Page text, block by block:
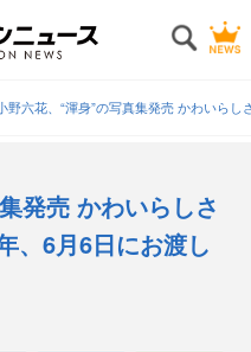
野六花、“渾身”の写真集発売 かわいら
発売 かわいらしさ
、6月6日にお渡し